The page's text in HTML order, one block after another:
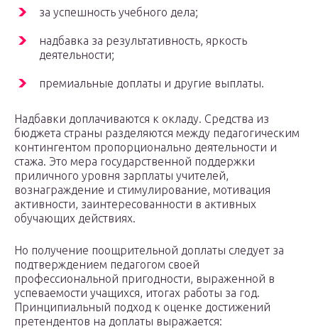
за успешность учебного дела;
надбавка за результативность, яркость
деятельности;
премиальные доплаты и другие выплаты.
Надбавки доплачиваются к окладу. Средства из
бюджета страны разделяются между педагогическим
контингентом пропорционально деятельности и
стажа. Это мера государственной поддержки
приличного уровня зарплаты учителей,
вознаграждение и стимулирование, мотивация
активности, заинтересованности в активных
обучающих действиях.
Но получение поощрительной доплаты следует за
подтверждением педагогом своей
профессиональной пригодности, выраженной в
успеваемости учащихся, итогах работы за год.
Принципиальный подход к оценке достижений
претендентов на доплаты выражается: